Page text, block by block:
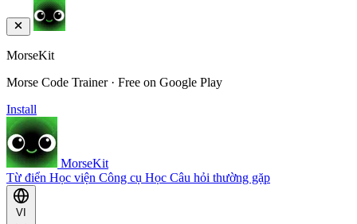
MorseKit
Morse Code Trainer · Free on Google Play
Install
MorseKit
Từ điển Học viện Công cụ Học Câu hỏi thường gặp